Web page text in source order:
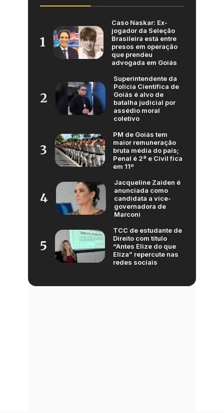
1
Caso Naskar: Ex-
jogador da Seleção
Brasileira está entre
presos em operação
que prendeu
advogada em Goiás
2
Superintendente da
Polícia Científica de
Goiás é alvo de
batalha judicial por
assédio moral
coletivo
3
PM de Goiás tem
maior remuneração
bruta média do país;
Penal é 2ª e Civil fica
em 11º
4
Jacqueline Zaiden é
anunciada como
candidata a vice-
governadora de
Marconi
5
TCC de estudante de
Direito com título
“Antes Elize do que
Eliza” repercute nas
redes sociais